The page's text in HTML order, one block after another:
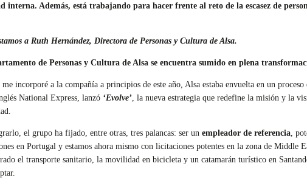
Además, está trabajando para hacer frente al reto de la escasez de
a Ruth Hernández, Directora de Personas y Cultura de Alsa.
de Personas y Cultura de Alsa se encuentra sumido en plena
me incorporé a la compañía a principios de este año, Alsa estaba envuelta en un
National Express, lanzó ‘Evolve’ , la nueva estrategia que redefine la misión y la
el grupo ha fijado, entre otras, tres palancas: ser un empleador de referencia ,
en Portugal y estamos ahora mismo con licitaciones potentes en la zona de Middle
el transporte sanitario, la movilidad en bicicleta y un catamarán turístico en